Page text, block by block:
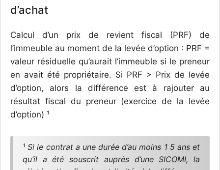
d’achat
Calcul d’un prix de revient fiscal (PRF) de
l’immeuble au moment de la levée d’option : PRF =
valeur résiduelle qu’aurait l’immeuble si le preneur
en avait été propriétaire. Si PRF > Prix de levée
d’option, alors la différence est à rajouter au
résultat fiscal du preneur (exercice de la levée
d’option) ¹
¹ Si le contrat a une durée d’au moins 1 5 ans et
qu’il a été souscrit auprès d’une SICOMI, la